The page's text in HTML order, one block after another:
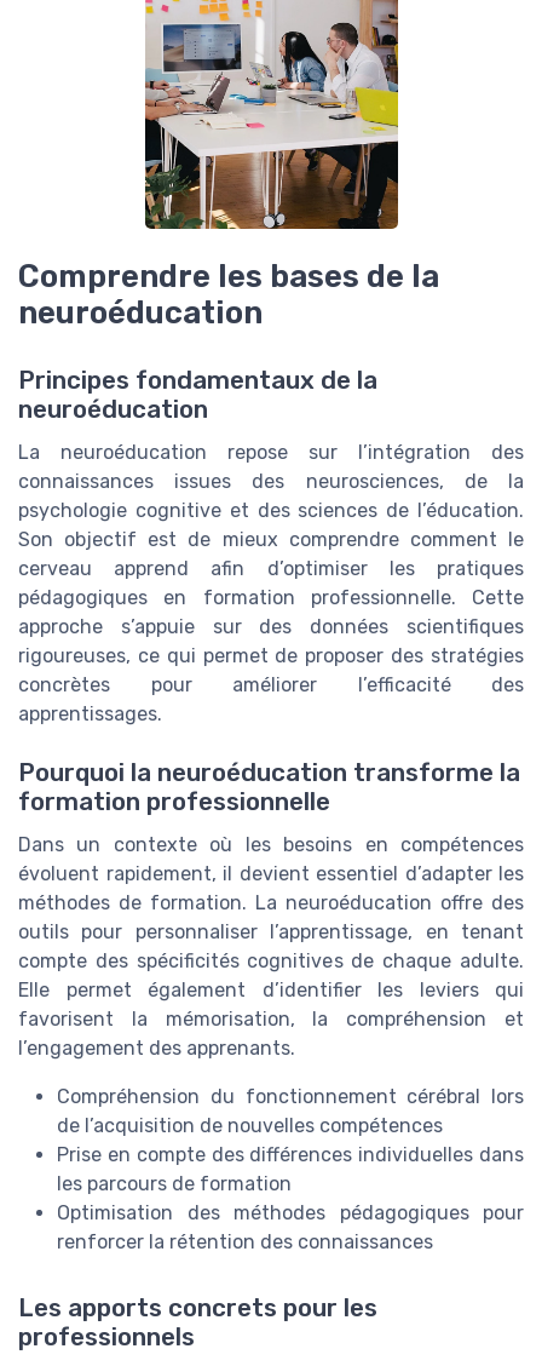
Comprendre les bases de la
neuroéducation
Principes fondamentaux de la
neuroéducation
La neuroéducation repose sur l’intégration des
connaissances issues des neurosciences, de la
psychologie cognitive et des sciences de l’éducation.
Son objectif est de mieux comprendre comment le
cerveau apprend afin d’optimiser les pratiques
pédagogiques en formation professionnelle. Cette
approche s’appuie sur des données scientifiques
rigoureuses, ce qui permet de proposer des stratégies
concrètes pour améliorer l’efficacité des
apprentissages.
Pourquoi la neuroéducation transforme la
formation professionnelle
Dans un contexte où les besoins en compétences
évoluent rapidement, il devient essentiel d’adapter les
méthodes de formation. La neuroéducation offre des
outils pour personnaliser l’apprentissage, en tenant
compte des spécificités cognitives de chaque adulte.
Elle permet également d’identifier les leviers qui
favorisent la mémorisation, la compréhension et
l’engagement des apprenants.
Compréhension du fonctionnement cérébral lors
de l’acquisition de nouvelles compétences
Prise en compte des différences individuelles dans
les parcours de formation
Optimisation des méthodes pédagogiques pour
renforcer la rétention des connaissances
Les apports concrets pour les
professionnels